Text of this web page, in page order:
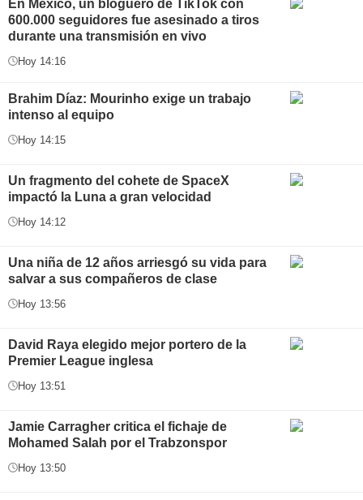
En México, un bloguero de TikTok con
600.000 seguidores fue asesinado a tiros
durante una transmisión en vivo
Hoy 14:16
Brahim Díaz: Mourinho exige un trabajo
intenso al equipo
Hoy 14:15
Un fragmento del cohete de SpaceX
impactó la Luna a gran velocidad
Hoy 14:12
Una niña de 12 años arriesgó su vida para
salvar a sus compañeros de clase
Hoy 13:56
David Raya elegido mejor portero de la
Premier League inglesa
Hoy 13:51
Jamie Carragher critica el fichaje de
Mohamed Salah por el Trabzonspor
Hoy 13:50